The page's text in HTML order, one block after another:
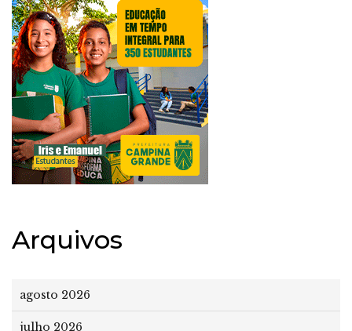
Arquivos
agosto 2026
julho 2026